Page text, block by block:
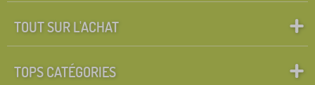
TOUT SUR L'ACHAT
TOPS CATÉGORIES